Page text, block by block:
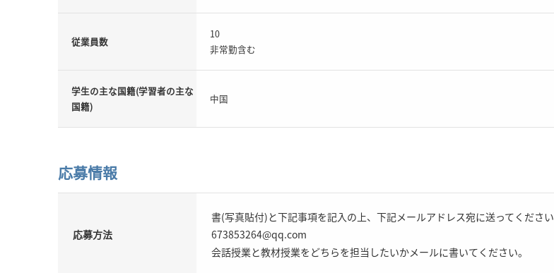
従業員数
10
非常勤含む
学生の主な国籍(学習者の主な
国籍)
中国
応募情報
応募方法
書(写真貼付)と下記事項を記入の上、下記メールアドレス宛に送ってください
673853264@qq.com
会話授業と教材授業をどちらを担当したいかメールに書いてください。